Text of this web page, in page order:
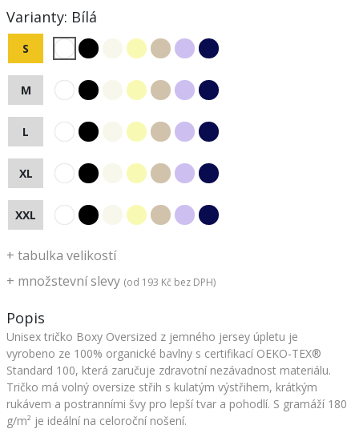
+ množstevní slevy (od 193 Kč bez DPH)
Varianty: Bílá
S
M
L
XL
XXL
+ tabulka velikostí
Popis
Unisex tričko Boxy Oversized z jemného jersey úpletu je
vyrobeno ze 100% organické bavlny s certifikací OEKO-TEX®
Standard 100, která zaručuje zdravotní nezávadnost materiálu.
Tričko má volný oversize střih s kulatým výstřihem, krátkým
rukávem a postranními švy pro lepší tvar a pohodlí. S gramáží 180
g/m² je ideální na celoroční nošení.